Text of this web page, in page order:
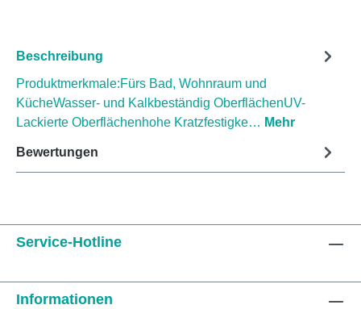
Beschreibung
Produktmerkmale:Fürs Bad, Wohnraum und
KücheWasser- und Kalkbeständig OberflächenUV-
Lackierte Oberflächenhohe Kratzfestigke… Mehr
Bewertungen
Service-Hotline
Informationen